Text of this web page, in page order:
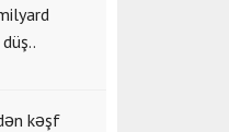
kəşf